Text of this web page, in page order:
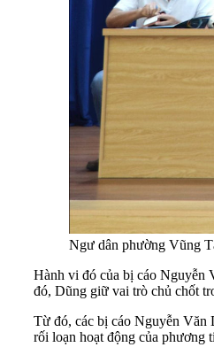
Ngư dân phường Vũng
Hành vi đó của bị cáo Nguyễn
đó, Dũng giữ vai trò chủ chốt
Từ đó, các bị cáo Nguyễn Văn
rối loạn hoạt động của phương